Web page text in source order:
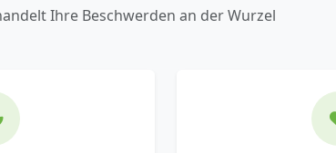
Ihre Beschwerden an der Wurzel